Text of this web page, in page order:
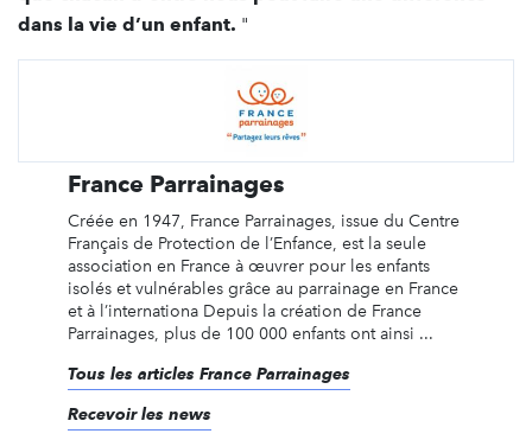
dans la vie d’un enfant. "
France Parrainages
Créée en 1947, France Parrainages, issue du Centre
Français de Protection de l’Enfance, est la seule
association en France à œuvrer pour les enfants
isolés et vulnérables grâce au parrainage en France
et à l’internationa Depuis la création de France
Parrainages, plus de 100 000 enfants ont ainsi ...
Tous les articles France Parrainages
Recevoir les news